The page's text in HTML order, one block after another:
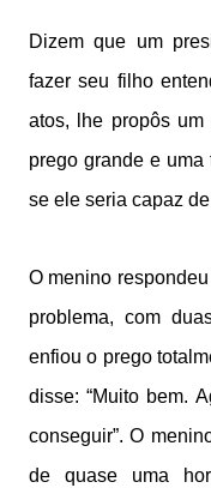
Dizem que um
fazer seu filho
atos, lhe propôs um
prego grande e
se ele seria capaz
O menino
problema, com
enfiou o prego
disse: “Muito bem.
conseguir”. O
de quase uma